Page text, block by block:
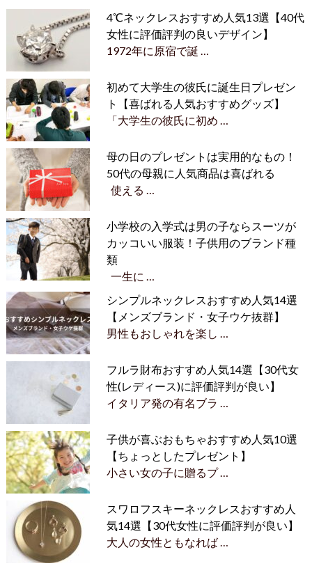
4℃ネックレスおすすめ人気13選【40代
女性に評価評判の良いデザイン】
1972年に原宿で誕 …
初めて大学生の彼氏に誕生日プレゼン
ト【喜ばれる人気おすすめグッズ】
「大学生の彼氏に初め …
母の日のプレゼントは実用的なもの！
50代の母親に人気商品は喜ばれる
使える …
小学校の入学式は男の子ならスーツが
カッコいい服装！子供用のブランド種
類
一生に …
シンプルネックレスおすすめ人気14選
【メンズブランド・女子ウケ抜群】
男性もおしゃれを楽し …
フルラ財布おすすめ人気14選【30代女
性(レディース)に評価評判が良い】
イタリア発の有名ブラ …
子供が喜ぶおもちゃおすすめ人気10選
【ちょっとしたプレゼント】
小さい女の子に贈るプ …
スワロフスキーネックレスおすすめ人
気14選【30代女性に評価評判が良い】
大人の女性ともなれば …